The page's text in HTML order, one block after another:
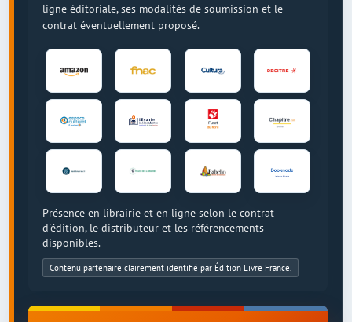
ligne éditoriale, ses modalités de soumission et le
contrat éventuellement proposé.
Présence en librairie et en ligne selon le contrat
d'édition, le distributeur et les référencements
disponibles.
Contenu partenaire clairement identifié par Édition Livre France.